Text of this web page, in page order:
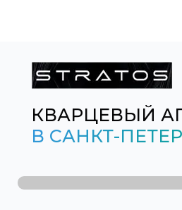
КВАРЦЕВЫЙ
В САНКТ-